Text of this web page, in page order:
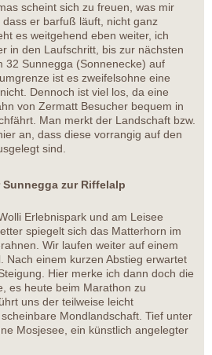
scheint sich zu freuen, was mir
er barfuß läuft, nicht ganz
es weitgehend eben weiter, ich
in den Laufschritt, bis zur nächsten
32 Sunnegga (Sonnenecke) auf
ist es zweifelsohne eine
Dennoch ist viel los, da eine
von Zermatt Besucher bequem in
Man merkt der Landschaft bzw.
an, dass diese vorrangig auf den
sind.
zur Riffelalp
Erlebnispark und am Leisee
spiegelt sich das Matterhorn im
Wir laufen weiter auf einem
Nach einem kurzen Abstieg erwartet
Hier merke ich dann doch die
es heute beim Marathon zu
uns der teilweise leicht
Mondlandschaft. Tief unter
Mosjesee, ein künstlich angelegter